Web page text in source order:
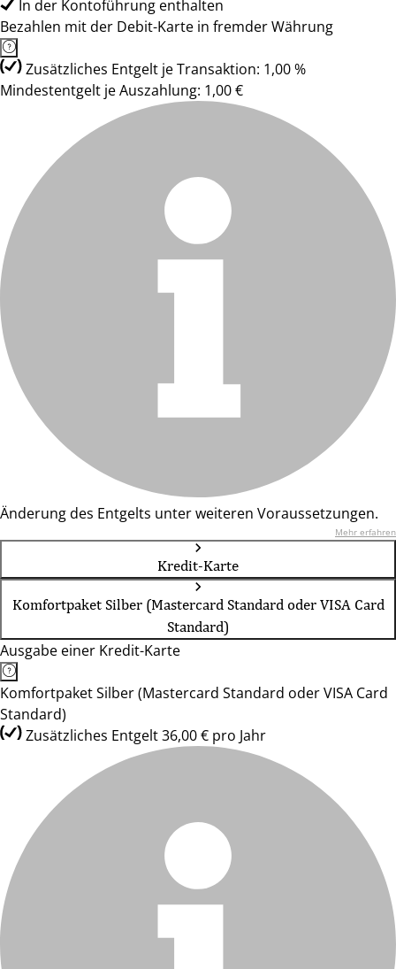
In der Kontoführung enthalten
Bezahlen mit der Debit-Karte in fremder Währung
Zusätzliches Entgelt je Transaktion: 1,00 %
Mindestentgelt je Auszahlung: 1,00 €
Änderung des Entgelts unter weiteren Voraussetzungen.
Mehr erfahren
Kredit-Karte
Komfortpaket Silber (Mastercard Standard oder VISA Card
Standard)
Ausgabe einer Kredit-Karte
Komfortpaket Silber (Mastercard Standard oder VISA Card
Standard)
Zusätzliches Entgelt 36,00 € pro Jahr